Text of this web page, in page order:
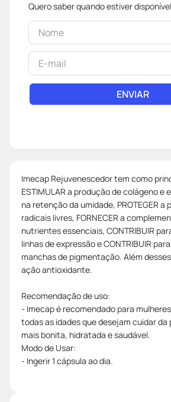
º fralda pampers
Quero saber quando estiver disponível
ENVIAR
Imecap Rejuvenescedor tem como
ESTIMULAR a produção de colágeno e
na retenção da umidade, PROTEGER a
radicais livres, FORNECER a
nutrientes essenciais, CONTRIBUIR
linhas de expressão e CONTRIBUIR
manchas de pigmentação. Além
ação antioxidante.
Recomendação de uso:
- Imecap é recomendado para
todas as idades que desejam cuidar da
mais bonita, hidratada e saudável.
Modo de Usar:
- Ingerir 1 cápsula ao dia.